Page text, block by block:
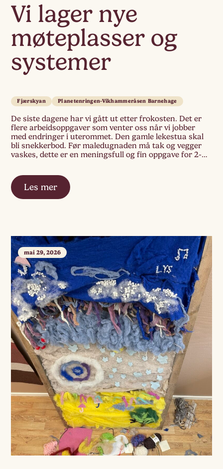
Vi lager nye
møteplasser og
systemer
Fjærskyan Planetenringen-Vikhammeråsen Barnehage
De siste dagene har vi gått ut etter frokosten. Det er
flere arbeidsoppgaver som venter oss når vi jobber
med endringer i uterommet. Den gamle lekestua skal
bli snekkerbod. Før maledugnaden må tak og vegger
vaskes, dette er en meningsfull og fin oppgave for 2-
Les mer
mai 29, 2026